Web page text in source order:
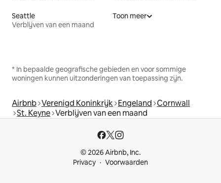
Seattle
Verblijven van een maand
Toon meer
* In bepaalde geografische gebieden en voor sommige
woningen kunnen uitzonderingen van toepassing zijn.
Airbnb Verenigd Koninkrijk Engeland Cornwall
St. Keyne Verblijven van een maand
© 2026 Airbnb, Inc.
Privacy
Voorwaarden